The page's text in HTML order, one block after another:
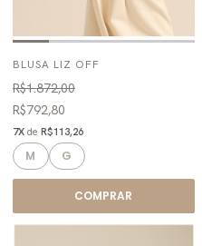
BLUSA LIZ OFF
R$1.872,00
R$792,80
7X de R$113,26
M G
COMPRAR